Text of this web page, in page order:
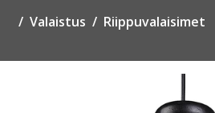
Valaistus Riippuvalaisimet